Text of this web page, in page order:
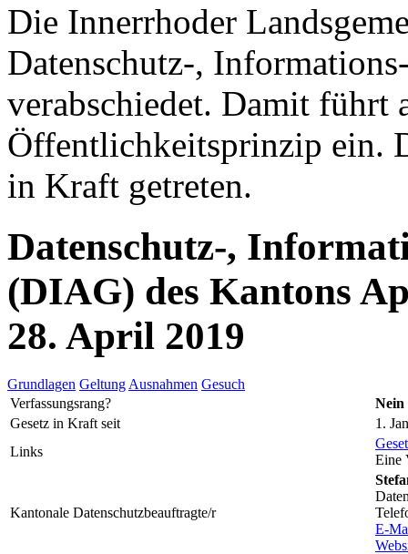
Die Innerrhoder
Datenschutz-,
verabschiedet. Damit führt
Öffentlichkeitsprinzip ein.
in Kraft getreten.
Datenschutz-,
(DIAG) des Kantons
28. April 2019
Grundlagen Geltung Ausnahmen Gesuch
Verfassungsrang?
Nein
Gesetz in Kraft seit
1.
Links
Eine
Kantonale Datenschutzbeauftragte/r
E-